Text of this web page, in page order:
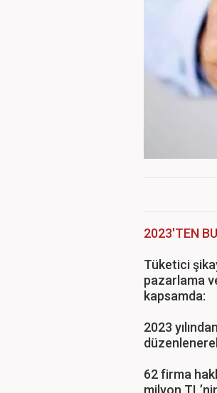
2023'TEN
Tüketici
pazarlama
kapsamda:
2023
62 firma
milyon